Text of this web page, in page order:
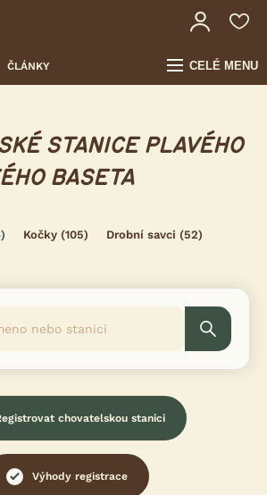
ČLÁNKY CELÉ MENU
STANICE PLAVÉHO
BASETA
Kočky (105) Drobní savci (52)
chovatelskou stanici
Výhody registrace